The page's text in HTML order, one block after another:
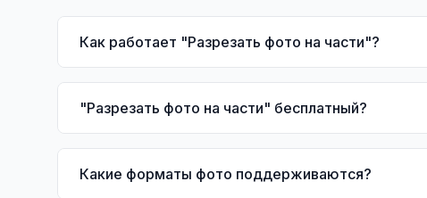
Как работает "Разрезать фото на части"?
"Разрезать фото на части" бесплатный?
Какие форматы фото поддерживаются?